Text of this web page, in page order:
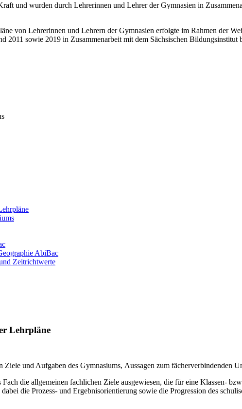
und wurden durch Lehrerinnen und Lehrer der Gymnasien in
von Lehrerinnen und Lehrern der Gymnasien erfolgte im Rahmen der
2011 sowie 2019 in Zusammenarbeit mit dem Sächsischen Bildungsinstitut
AbiBac
Zeitrichtwerte
Lehrpläne
Ziele und Aufgaben des Gymnasiums, Aussagen zum fächerverbindenden
die allgemeinen fachlichen Ziele ausgewiesen, die für eine Klassen-
die Prozess- und Ergebnisorientierung sowie die Progression des